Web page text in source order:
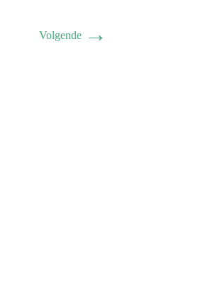
Volgende →